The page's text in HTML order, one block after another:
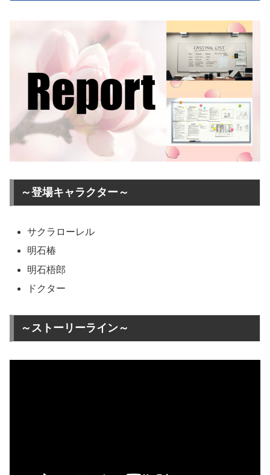
～登場キャラクター～
サクラローレル
明石椿
明石梧郎
ドクター
～ストーリーライン～